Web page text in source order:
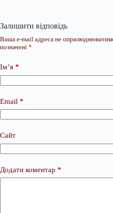
Залишити відповідь
Ваша e-mail адреса не
позначені *
Ім’я *
Email *
Сайт
Додати коментар *